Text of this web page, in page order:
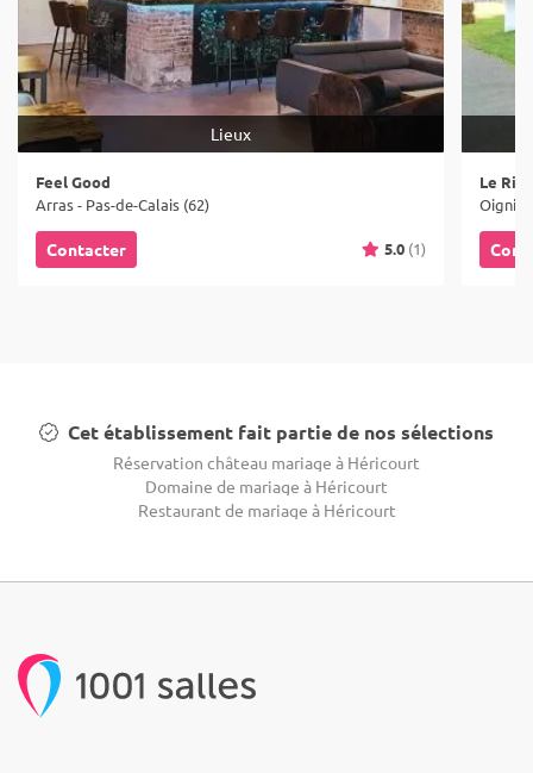
Lieux
Feel Good
Arras - Pas-de-Calais (62)
Contacter 5.0 (1)
Le
Cet établissement fait partie de nos sélections
Réservation château mariage à Héricourt
Domaine de mariage à Héricourt
Restaurant de mariage à Héricourt